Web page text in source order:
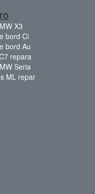
X3
bord Ci
bord Au
repara
Seria
ML repar